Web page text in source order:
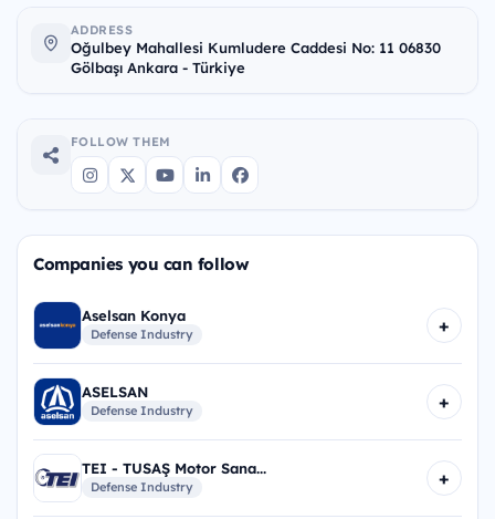
ADDRESS
Oğulbey Mahallesi Kumludere Caddesi No: 11 06830
Gölbaşı Ankara - Türkiye
FOLLOW THEM
Companies you can follow
Aselsan Konya
Defense Industry +
ASELSAN
Defense Industry +
TEI - TUSAŞ Motor Sana...
Defense Industry +